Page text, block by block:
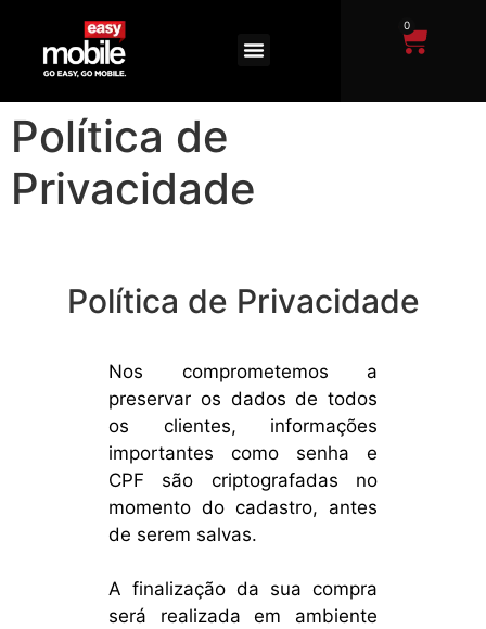
0
Política de
Privacidade
Política de Privacidade
Nos comprometemos a
preservar os dados de todos
os clientes, informações
importantes como senha e
CPF são criptografadas no
momento do cadastro, antes
de serem salvas.
A finalização da sua compra
será realizada em ambiente